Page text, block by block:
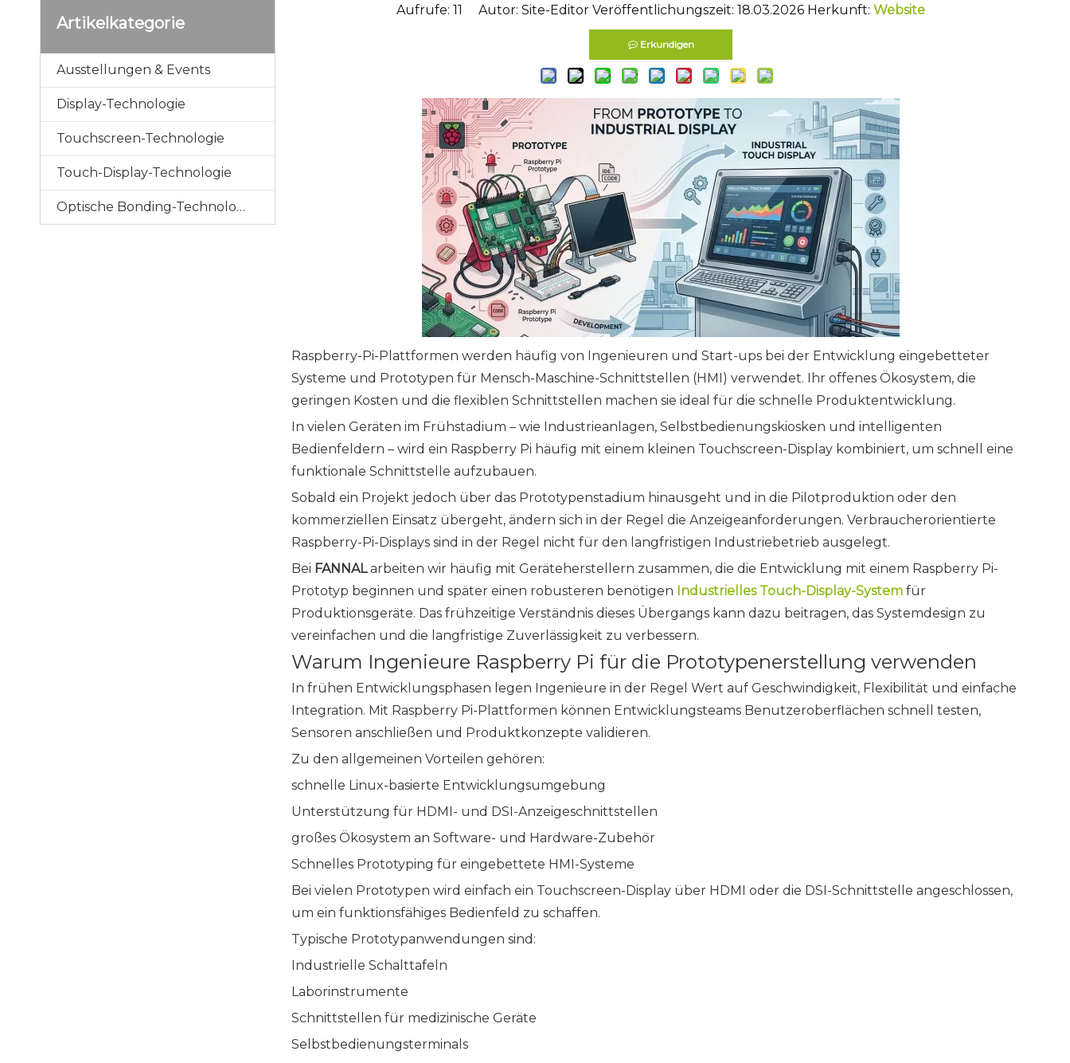
Artikelkategorie
Ausstellungen & Events
Display-Technologie
Touchscreen-Technologie
Touch-Display-Technologie
Optische Bonding-Technologie
Aufrufe: 11 Autor: Site-Editor Veröffentlichungszeit: 18.03.2026 Herkunft: Website
Erkundigen
Raspberry-Pi-Plattformen werden häufig von Ingenieuren und Start-ups bei der Entwicklung eingebetteter
Systeme und Prototypen für Mensch-Maschine-Schnittstellen (HMI) verwendet. Ihr offenes Ökosystem, die
geringen Kosten und die flexiblen Schnittstellen machen sie ideal für die schnelle Produktentwicklung.
In vielen Geräten im Frühstadium – wie Industrieanlagen, Selbstbedienungskiosken und intelligenten
Bedienfeldern – wird ein Raspberry Pi häufig mit einem kleinen Touchscreen-Display kombiniert, um schnell eine
funktionale Schnittstelle aufzubauen.
Sobald ein Projekt jedoch über das Prototypenstadium hinausgeht und in die Pilotproduktion oder den
kommerziellen Einsatz übergeht, ändern sich in der Regel die Anzeigeanforderungen. Verbraucherorientierte
Raspberry-Pi-Displays sind in der Regel nicht für den langfristigen Industriebetrieb ausgelegt.
Bei FANNALarbeiten wir häufig mit Geräteherstellern zusammen, die die Entwicklung mit einem Raspberry Pi-
Prototyp beginnen und später einen robusteren benötigen Industrielles Touch-Display-System für
Produktionsgeräte. Das frühzeitige Verständnis dieses Übergangs kann dazu beitragen, das Systemdesign zu
vereinfachen und die langfristige Zuverlässigkeit zu verbessern.
Warum Ingenieure Raspberry Pi für die Prototypenerstellung verwenden
In frühen Entwicklungsphasen legen Ingenieure in der Regel Wert auf Geschwindigkeit, Flexibilität und einfache
Integration. Mit Raspberry Pi-Plattformen können Entwicklungsteams Benutzeroberflächen schnell testen,
Sensoren anschließen und Produktkonzepte validieren.
Zu den allgemeinen Vorteilen gehören:
schnelle Linux-basierte Entwicklungsumgebung
Unterstützung für HDMI- und DSI-Anzeigeschnittstellen
großes Ökosystem an Software- und Hardware-Zubehör
Schnelles Prototyping für eingebettete HMI-Systeme
Bei vielen Prototypen wird einfach ein Touchscreen-Display über HDMI oder die DSI-Schnittstelle angeschlossen,
um ein funktionsfähiges Bedienfeld zu schaffen.
Typische Prototypanwendungen sind:
Industrielle Schalttafeln
Laborinstrumente
Schnittstellen für medizinische Geräte
Selbstbedienungsterminals